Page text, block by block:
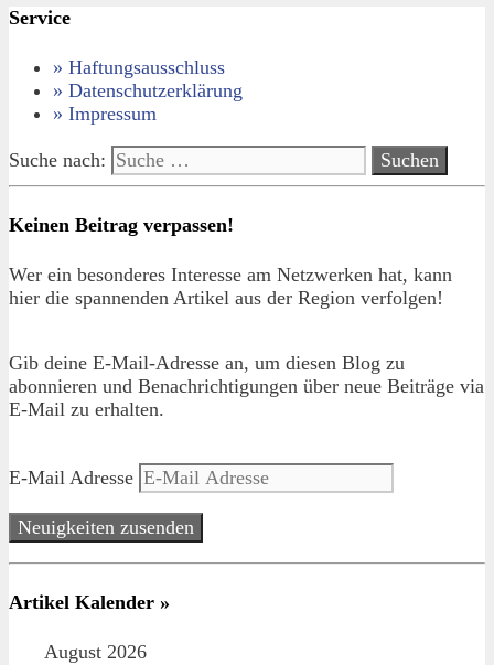
Service
» Haftungsausschluss
» Datenschutzerklärung
» Impressum
Suche nach:
Keinen Beitrag verpassen!
Wer ein besonderes Interesse am Netzwerken hat, kann
hier die spannenden Artikel aus der Region verfolgen!
Gib deine E-Mail-Adresse an, um diesen Blog zu
abonnieren und Benachrichtigungen über neue Beiträge via
E-Mail zu erhalten.
E-Mail Adresse
Neuigkeiten zusenden
Artikel Kalender »
August 2026